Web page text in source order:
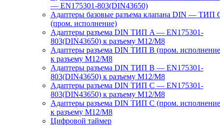
— EN175301-803(DIN43650)
Адаптеры базовые разъема клапана DIN — ТИП
(пром. исполнение)
Адаптеры разъема DIN ТИП A — EN175301-
803(DIN43650) к разъему M12/M8
Адаптеры разъема DIN ТИП B (пром.
к разъему M12/M8
Адаптеры разъема DIN ТИП B — EN175301-
803(DIN43650) к разъему M12/M8
Адаптеры разъема DIN ТИП C — EN175301-
803(DIN43650) к разъему M12/M8
Адаптеры разъема DIN ТИП C (пром.
к разъему M12/M8
Цифровой таймер